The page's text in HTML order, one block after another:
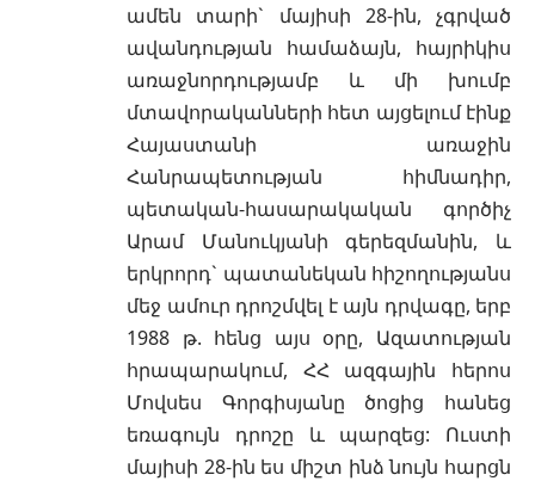
ամեն տարի` մայիսի 28-ին, չգրված
ավանդության համաձայն, հայրիկիս
առաջնորդությամբ և մի խումբ
մտավորականների հետ այցելում էինք
Հայաստանի առաջին
Հանրապետության հիմնադիր,
պետական-հասարակական գործիչ
Արամ Մանուկյանի գերեզմանին, և
երկրորդ` պատանեկան հիշողությանս
մեջ ամուր դրոշմվել է այն դրվագը, երբ
1988 թ. հենց այս օրը, Ազատության
հրապարակում, ՀՀ ազգային հերոս
Մովսես Գորգիսյանը ծոցից հանեց
եռագույն դրոշը և պարզեց: Ուստի
մայիսի 28-ին ես միշտ ինձ նույն հարցն